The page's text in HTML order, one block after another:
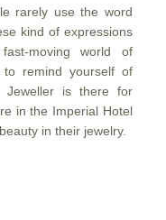
rarely use the word
kind of expressions
moving world of
to remind yourself of
Jeweller is there for
in the Imperial Hotel
in their jewelry.